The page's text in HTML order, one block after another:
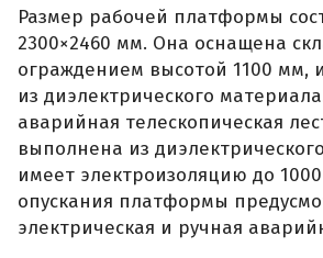
Размер рабочей платформы
2300×2460 мм. Она оснащена
ограждением высотой 1100 мм,
из диэлектрического
аварийная телескопическая
выполнена из
имеет электроизоляцию до
опускания платформы
электрическая и ручная